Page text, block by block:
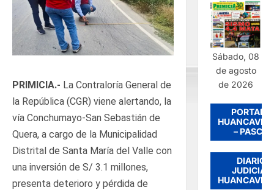
PRIMICIA.- La Contraloría General de
la República (CGR) viene alertando, la
vía Conchumayo-San Sebastián de
Quera, a cargo de la Municipalidad
Distrital de Santa María del Valle con
una inversión de S/ 3.1 millones,
presenta deterioro y pérdida de
Sábado, 08
de agosto
de 2026
PORTADA
– PASCO
DIARIO
JUDICIAL